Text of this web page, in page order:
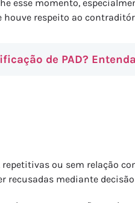
esse momento,
houve respeito ao
de PAD?
ou sem relação
recusadas mediante